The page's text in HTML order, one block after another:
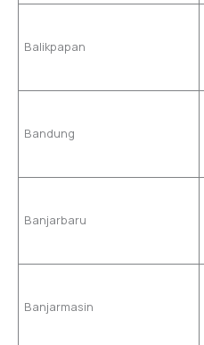
Balikpapan
Bandung
Banjarbaru
Banjarmasin